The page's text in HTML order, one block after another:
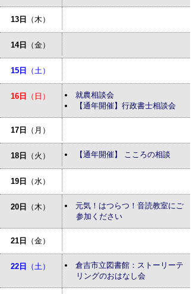
13日 （木）
14日 （金）
15日 （土）
16日 （日）
就農相談会
【通年開催】行政書士相談会
17日 （月）
18日 （火） 【通年開催】 こころの相談
19日 （水）
20日 （木）
元気！はつらつ！音読教室にご
参加ください
21日 （金）
22日 （土）
倉吉市立図書館：ストーリーテ
リングのおはなし会